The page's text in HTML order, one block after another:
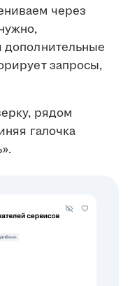
через
дополнительные
запросы,
рядом
галочка